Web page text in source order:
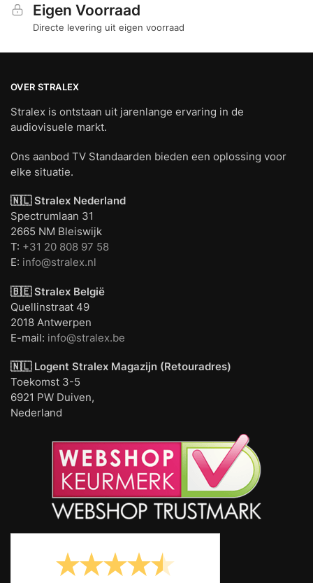
Eigen Voorraad
Directe levering uit eigen voorraad
OVER STRALEX
Stralex is ontstaan uit jarenlange ervaring in de
audiovisuele markt.
Ons aanbod TV Standaarden bieden een oplossing voor
elke situatie.
🇳🇱 Stralex Nederland
Spectrumlaan 31
2665 NM Bleiswijk
T: +31 20 808 97 58
E: info@stralex.nl
🇧🇪 Stralex België
Quellinstraat 49
2018 Antwerpen
E-mail: info@stralex.be
🇳🇱 Logent Stralex Magazijn (Retouradres)
Toekomst 3-5
6921 PW Duiven,
Nederland